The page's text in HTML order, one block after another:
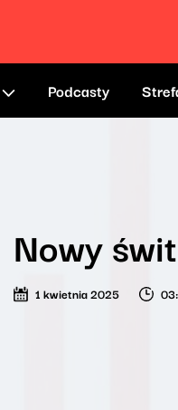
Podcasty
Nowy
1 kwietnia 2025